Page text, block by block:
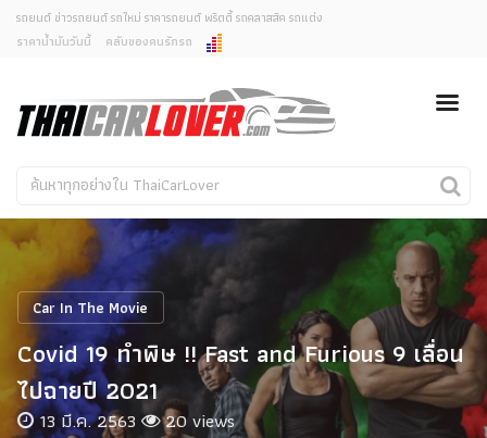
ยกเลิกการแจ้งเตือน
คุณต้องการยกเลิกการแจ้งเตือนข่าวสารเมื่อมีการอัพเดต
ใช่หรือไม่?
ไม่
รถยนต์ ข่าวรถยนต์ รถใหม่ ราคารถยนต์ พริตตี้ รถคลาสสิค รถแต่ง
ราคาน้ำมันวันนี้
คลับของคนรักรถ
รถใหม่
คนรักรถ
รถแต่ง
พริตตี้
งานแสดงรถ
Car In The Movie
สเปคราคา รถยนต์
Car In The Movie
Covid 19 ทำพิษ !! Fast and Furious 9 เลื่อน
ไปฉายปี 2021
13 มี.ค. 2563 20 views